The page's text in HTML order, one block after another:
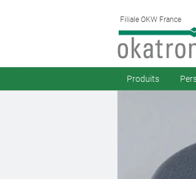
Filiale OKW France
Produits